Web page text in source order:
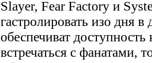
Slayer, Fear Factory и
гастролировать изо дня в
обеспечиват
встречаться с фанатами,